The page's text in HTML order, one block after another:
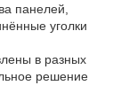
панелей,
уголки
в разных
решение